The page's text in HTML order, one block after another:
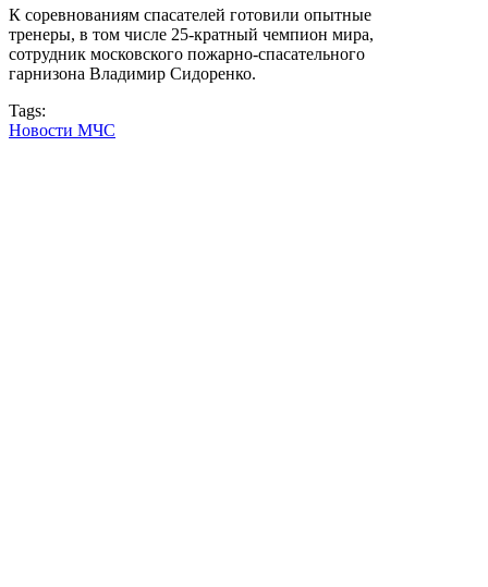
К соревнованиям спасателей готовили опытные
тренеры, в том числе 25-кратный чемпион мира,
сотрудник московского пожарно-спасательного
гарнизона Владимир Сидоренко.
Tags:
Новости МЧС